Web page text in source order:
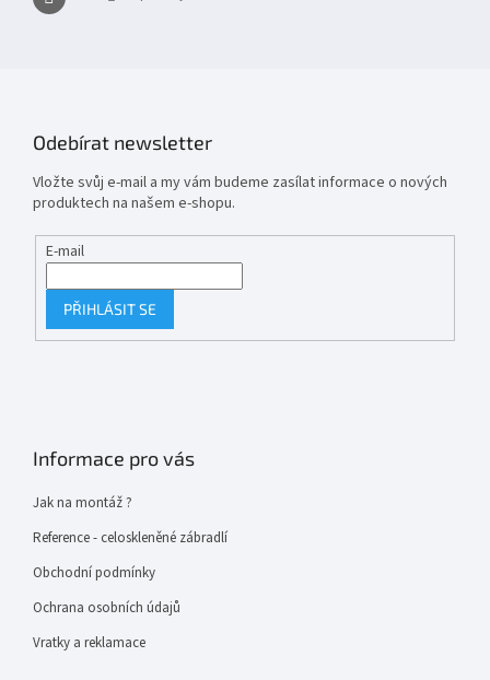
Odebírat newsletter
Vložte svůj e-mail a my vám budeme zasílat informace o nových
produktech na našem e-shopu.
E-mail
PŘIHLÁSIT SE
Informace pro vás
Jak na montáž ?
Reference - celoskleněné zábradlí
Obchodní podmínky
Ochrana osobních údajů
Vratky a reklamace